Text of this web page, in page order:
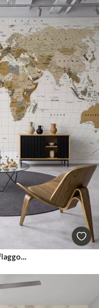
En brun politisk världskarta med flaggor på engelska